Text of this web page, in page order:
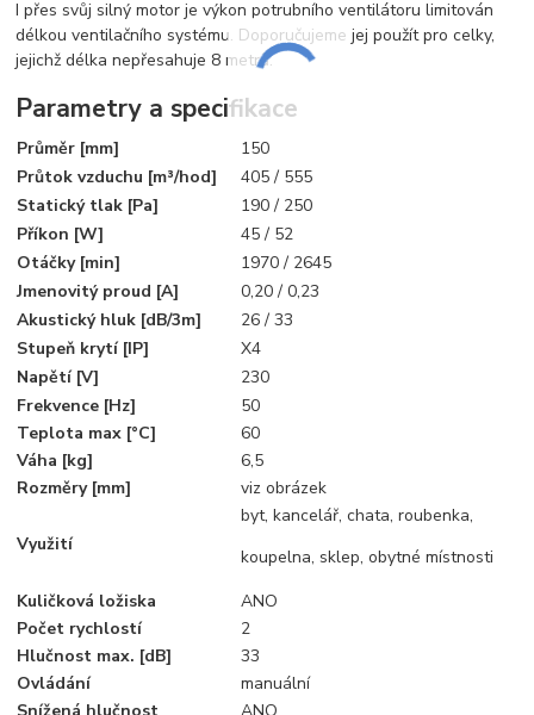
I přes svůj silný motor je výkon potrubního ventilátoru limitován
délkou ventilačního systému. Doporučujeme jej použít pro celky,
jejichž délka nepřesahuje 8 metrů.
Parametry a specifikace
Průměr [mm]
150
Průtok vzduchu [m³/hod]
405 / 555
Statický tlak [Pa]
190 / 250
Příkon [W]
45 / 52
Otáčky [min]
1970 / 2645
Jmenovitý proud [A]
0,20 / 0,23
Akustický hluk [dB/3m]
26 / 33
Stupeň krytí [IP]
X4
Napětí [V]
230
Frekvence [Hz]
50
Teplota max [°C]
60
Váha [kg]
6,5
Rozměry [mm]
viz obrázek
Využití
byt, kancelář, chata, roubenka,
koupelna, sklep, obytné místnosti
Kuličková ložiska
ANO
Počet rychlostí
2
Hlučnost max. [dB]
33
Ovládání
manuální